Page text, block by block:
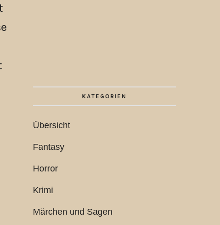
KATEGORIEN
Übersicht
Fantasy
Horror
Krimi
Märchen und Sagen